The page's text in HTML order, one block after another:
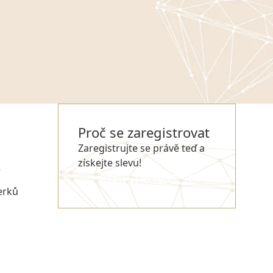
Proč se zaregistrovat
Zaregistrujte se právě teď a
získejte slevu!
REGISTROVAT SE